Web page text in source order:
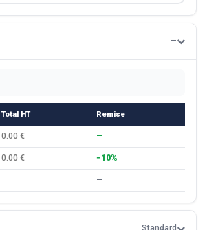
—
Total HT Remise
0.00 € —
0.00 € −10%
—
Standard